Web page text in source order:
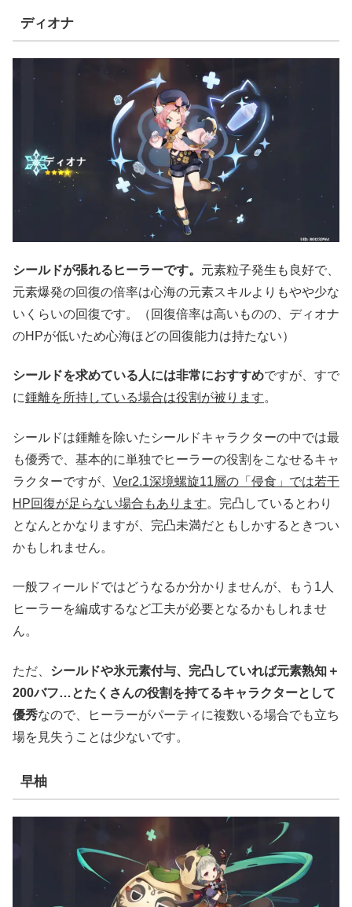
ディオナ
シールドが張れるヒーラーです。 元素粒子発生も良好で、
元素爆発の回復の倍率は心海の元素スキルよりもやや少な
いくらいの回復です。（回復倍率は高いものの、ディオナ
のHPが低いため心海ほどの回復能力は持たない）
シールドを求めている人には非常におすすめですが、すで
に鍾離を所持している場合は役割が被ります。
シールドは鍾離を除いたシールドキャラクターの中では最
も優秀で、基本的に単独でヒーラーの役割をこなせるキャ
ラクターですが、 Ver2.1深境螺旋11層の「侵食」では若干
HP回復が足らない場合もあります。完凸しているとわり
となんとかなりますが、完凸未満だともしかするときつい
かもしれません。
一般フィールドではどうなるか分かりませんが、もう1人
ヒーラーを編成するなど工夫が必要となるかもしれませ
ん。
ただ、 シールドや氷元素付与、完凸していれば元素熟知＋
200バフ…とたくさんの役割を持てるキャラクターとして
優秀なので、ヒーラーがパーティに複数いる場合でも立ち
場を見失うことは少ないです。
早柚